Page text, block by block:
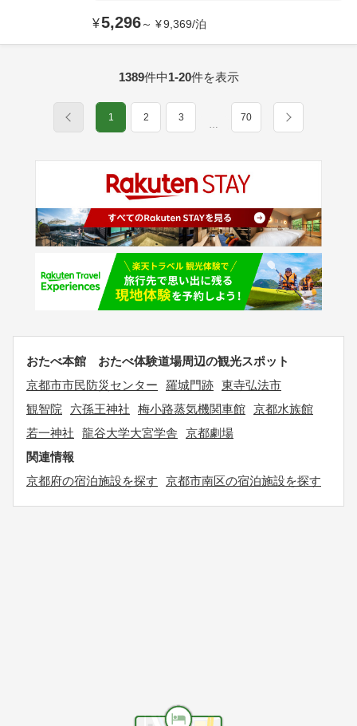
¥5,296～ ¥9,369/泊
1389件中1-20件を表示
1 2 3
…
70
おたべ本館 おたべ体験道場周辺の観光スポット
京都市市民防災センター
羅城門跡 東寺弘法市
観智院
六孫王神社 梅小路蒸気機関車館 京都水族館
若一神社
龍谷大学大宮学舎
京都劇場
関連情報
京都府の宿泊施設を探す
京都市南区の宿泊施設を探す